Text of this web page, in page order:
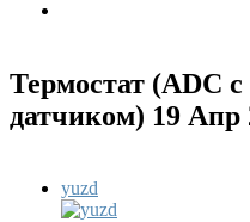
Термостат (ADC
датчиком) 19 Апр
yuzd